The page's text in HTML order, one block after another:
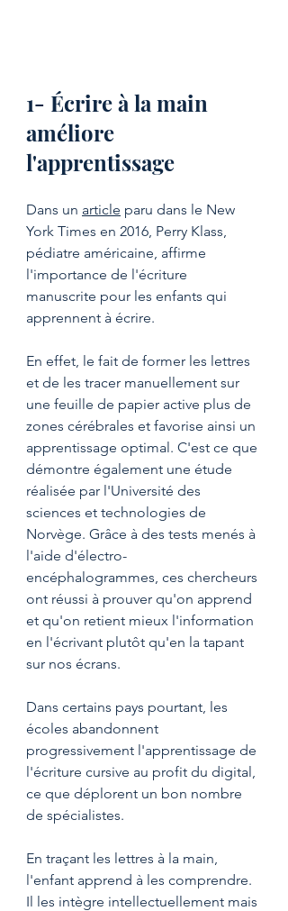
1- Écrire à la main
améliore
l'apprentissage
Dans un article paru dans le New
York Times en 2016, Perry Klass,
pédiatre américaine, affirme
l'importance de l'écriture
manuscrite pour les enfants qui
apprennent à écrire.
En effet, le fait de former les lettres
et de les tracer manuellement sur
une feuille de papier active plus de
zones cérébrales et favorise ainsi un
apprentissage optimal. C'est ce que
démontre également une étude
réalisée par l'Université des
sciences et technologies de
Norvège. Grâce à des tests menés à
l'aide d'électro-
encéphalogrammes, ces chercheurs
ont réussi à prouver qu'on apprend
et qu'on retient mieux l'information
en l'écrivant plutôt qu'en la tapant
sur nos écrans.
Dans certains pays pourtant, les
écoles abandonnent
progressivement l'apprentissage de
l'écriture cursive au profit du digital,
ce que déplorent un bon nombre
de spécialistes.
En traçant les lettres à la main,
l'enfant apprend à les comprendre.
Il les intègre intellectuellement mais